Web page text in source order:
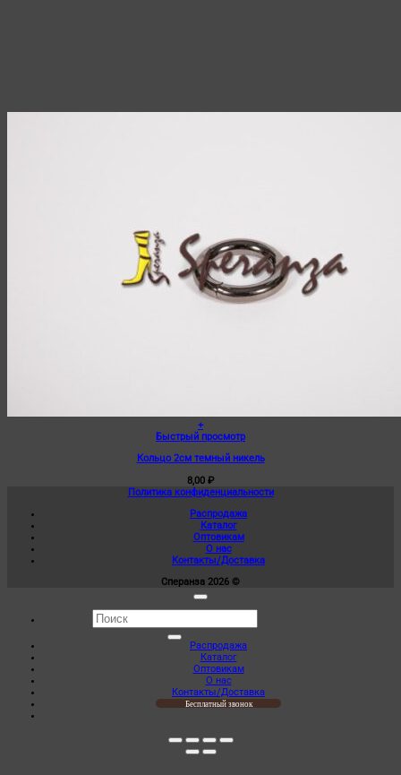
+
Быстрый просмотр
Кольцо 2см темный никель
8,00 ₽
Политика конфиденциальности
Распродажа
Каталог
Оптовикам
О нас
Контакты/Доставка
Сперанза 2026 ©
Искать:
Распродажа
Каталог
Оптовикам
О нас
Контакты/Доставка
Бесплатный звонок